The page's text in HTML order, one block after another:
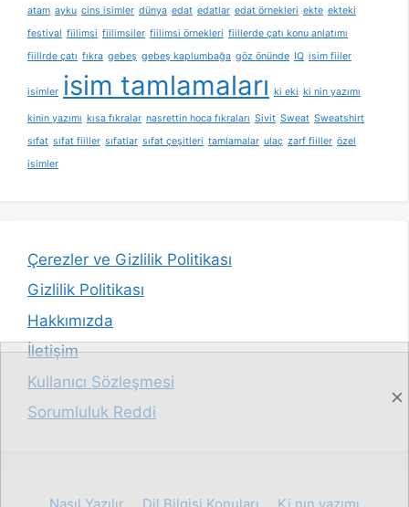
atam ayku cins isimler dünya edat edatlar edat örnekleri ekte ekteki
festival fiilimsi fiilimsiler fiilimsi örnekleri fiillerde çatı konu anlatımı
fiillrde çatı fıkra gebeş gebeş kaplumbağa göz önünde IQ isim fiiler
isimler isim tamlamaları ki eki ki nin yazımı
kinin yazımı kısa fıkralar nasrettin hoca fıkraları Sivit Sweat Sweatshirt
sıfat sıfat fiiller sıfatlar sıfat çeşitleri tamlamalar ulaç zarf fiiller özel
isimler
Çerezler ve Gizlilik Politikası
Gizlilik Politikası
Hakkımızda
İletişim
Kullanıcı Sözleşmesi
Sorumluluk Reddi